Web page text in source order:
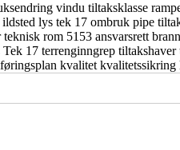
vindu tiltaksklasse
ildsted lys tek 17 ombruk pipe
teknisk rom 5153 ansvarsrett
Tek 17 terrenginngrep tiltakshaver
kvalitet kvalitetssikring